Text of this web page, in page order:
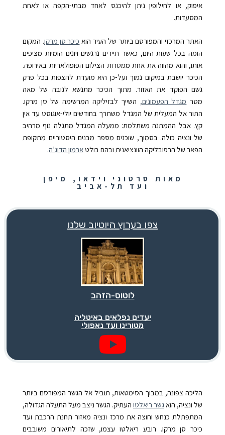
איפוק, או לחילופין ניתן להיכנס לאחד מבתי-הקפה או לאחת
המסעדות.
האתר המרכזי והמפורסם ביותר של העיר הוא כיכר סן מרקו. המקום
הומה בכל שעות היום, כאשר תיירים נרגשים ויונים הומיות מציפים
אותו, והוא מהווה את אחת ממטרות הצילום הפופולאריות באירופה.
הכיכר יושבת במיקום נמוך ועל-כן היא מועדת להצפות בכל פרק
גשם הפוקד את האזור. מתוך הכיכר מתנשא לגובה של מאה
מטר מגדל הפעמונים, השייך לבזיליקה המרשימה של סן מרקו.
התור אל המעלית של המגדל משתרך בחודשים יולי-אוגוסט עד אין
קץ. אבל ההמתנה משתלמת: ממעלה המגדל מתגלה נוף מרהיב
של ונציה כולה. בסמוך, שוכנים מספר מבנים היסטוריים מתקופת
הפאר של הרפובליקה הוונציאנית ובהם בולט ארמון הדוג’ה.
מאות סרטוני וידאו, מיפן
ועד תל-אביב
צפו בערוץ היוטיוב שלנו
לוטוס-הזהב
יעדים נפלאים באיטליה
מטורינו ועד נאפולי
הליכה צפונה, במבוך הסימטאות, תוביל אל הגשר המפורסם ביותר
של ונציה, הואגשר ריאלטו העתיק. הגשר ניצב מעל התעלה הגדולה,
המתפתלת כנחש וחוצה את מרכז ונציה מאזור תחנת הרכבת ועד
כיכר סן מרקו. רובע ריאלטו עצמו, שזכה לתיאורים משובבים